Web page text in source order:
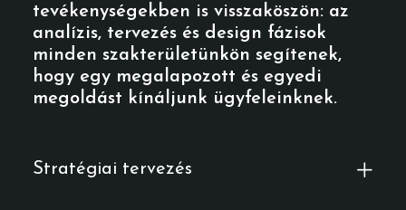
tevékenységekben is visszaköszön: az
analízis, tervezés és design fázisok
minden szakterületünkön segítenek,
hogy egy megalapozott és egyedi
megoldást kínáljunk ügyfeleinknek.
Stratégiai tervezés